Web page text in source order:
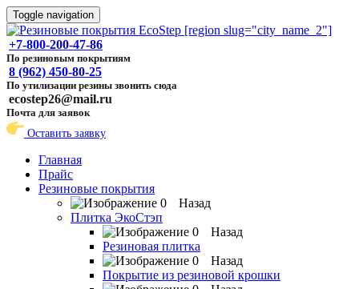
Toggle navigation
+7-800-200-47-86
По резиновым покрытиям
8 (962) 450-80-25
По утилизации резины звонить сюда
ecostep26@mail.ru
Почта для заявок
Оставить заявку
Главная
Прайс
Резиновые покрытия
Назад
Плитка ЭкоСтэп
Назад
Резиновая плитка
Назад
Покрытие из резиновой крошки